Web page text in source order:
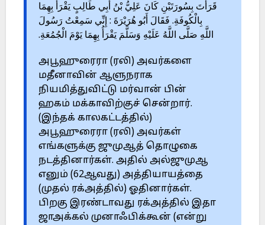
قَرَأْتَ بِسُورَتَيْنِ كَانَ عَلِيُّ بْنُ أَبِي طَالِبٍ يَقْرَأُ بِهِمَا
بِالْكُوفَةِ. فَقَالَ أَبُو هُرَيْرَةَ : إِنِّي سَمِعْتُ رَسُولَ
اللَّهِ صَلَّى اللَّهُ عَلَيْهِ وَسَلَّمَ يَقْرَأُ بِهِمَا يَوْمَ الْجُمُعَةِ.
அபூஹுரைரா (ரலி) அவர்களை
மதீனாவின் ஆளுநராக
நியமித்துவிட்டு மர்வான் பின்
ஹகம் மக்காவிற்குச் சென்றார்.
(இந்தக் காலகட்டத்தில்)
அபூஹுரைரா (ரலி) அவர்கள்
எங்களுக்கு ஜுமுஆத் தொழுகை
நடத்தினார்கள். அதில் அல்ஜுமுஆ
எனும் (62ஆவது) அத்தியாயத்தை
(முதல் ரக்அத்தில்) ஓதினார்கள்.
பிறகு இரண்டாவது ரக்அத்தில் இதா
ஜாஅக்கல் முனாஃபிக்கூன் (என்று